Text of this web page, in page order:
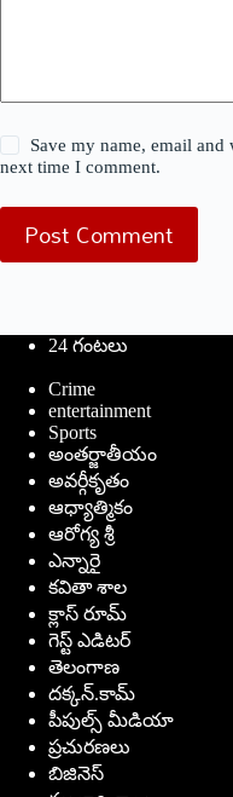
Save my name, email
next time I comment.
Post Comment
24 గంటలు
Crime
entertainment
Sports
అంతర్జాతీయం
అవర్గీకృతం
ఆధ్యాత్మికం
ఆరోగ్య శ్రీ
ఎన్నారై
కవితా శాల
క్లాస్ రూమ్
గెస్ట్ ఎడిటర్
తెలంగాణ
దక్కన్.కామ్
పీపుల్స్ ‌మీడియా
ప్రచురణలు
బిజినెస్